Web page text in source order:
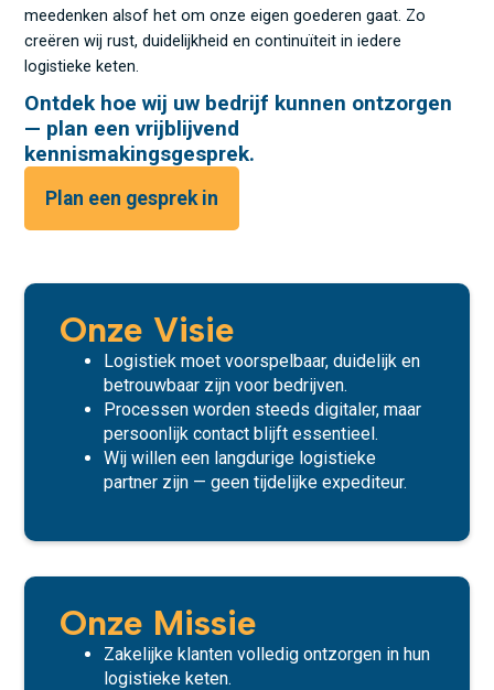
meedenken alsof het om onze eigen goederen gaat. Zo
creëren wij rust, duidelijkheid en continuïteit in iedere
logistieke keten.
Ontdek hoe wij uw bedrijf kunnen ontzorgen
— plan een vrijblijvend
kennismakingsgesprek.
Plan een gesprek in
Onze Visie
Logistiek moet voorspelbaar, duidelijk en
betrouwbaar zijn voor bedrijven.
Processen worden steeds digitaler, maar
persoonlijk contact blijft essentieel.
Wij willen een langdurige logistieke
partner zijn — geen tijdelijke expediteur.
Onze Missie
Zakelijke klanten volledig ontzorgen in hun
logistieke keten.